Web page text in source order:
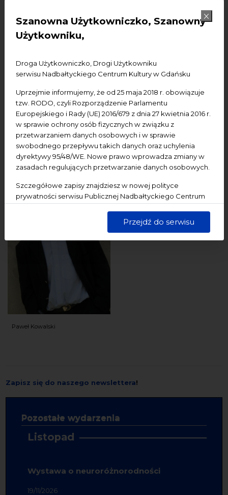
Szanowna Użytkowniczko, Szanowny
Użytkowniku,
Droga Użytkowniczko, Drogi Użytkowniku
serwisu Nadbałtyckiego Centrum Kultury w Gdańsku
Uprzejmie informujemy, że od 25 maja 2018 r. obowiązuje
tzw. RODO, czyli Rozporządzenie Parlamentu
Europejskiego i Rady (UE) 2016/679 z dnia 27 kwietnia 2016 r.
w sprawie ochrony osób fizycznych w związku z
przetwarzaniem danych osobowych i w sprawie
swobodnego przepływu takich danych oraz uchylenia
dyrektywy 95/48/WE. Nowe prawo wprowadza zmiany w
zasadach regulujących przetwarzanie danych osobowych.
Szczegółowe zapisy znajdziesz w nowej polityce
prywatności serwisu Publicznej Nadbałtyckiego Centrum
dane są przetwarzane w sposób bezpieczny, z należytą
starannością i zgodnie z obowiązującymi przepisami.
Przejdź do serwisu
Recital fortepianowy Pawła Kowalskiego. Bilety w cenie
20 i 15 zł. do nabycia 2 godz. przed koncertem.
Udostępnij:
Facebook
Mastodon
Pinterest
GALERIA
Paweł Kowalski
Zapisz się do naszego newslettera!
Pozostałe wydarzenia
Listopad
Wystawa o neuroróżnorodności
19/11/2026